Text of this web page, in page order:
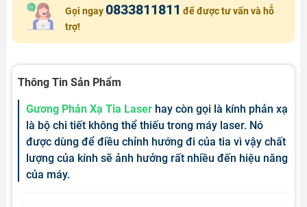
Gọi ngay 0833811811 để được tư vấn và hỗ
trợ!
Thông Tin Sản Phẩm
Gương Phản Xạ Tia Laser hay còn gọi là kính phản xạ
là bộ chi tiết không thể thiếu trong máy laser. Nó
được dùng để điều chỉnh hướng đi của tia vì vậy chất
lượng của kính sẽ ảnh hưởng rất nhiều đến hiệu năng
của máy.